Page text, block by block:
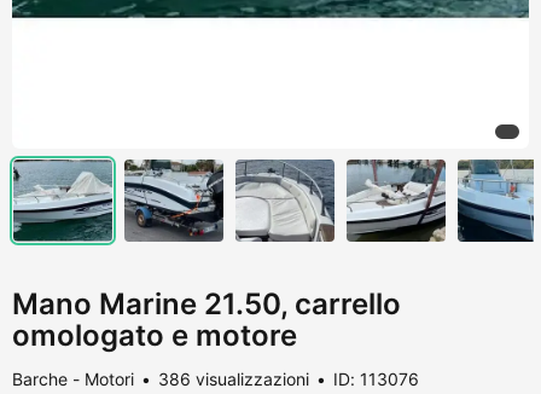
Mano Marine 21.50, carrello
omologato e motore
Barche - Motori 386 visualizzazioni ID: 113076